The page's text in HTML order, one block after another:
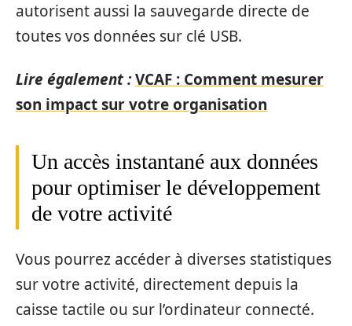
autorisent aussi la sauvegarde directe de
toutes vos données sur clé USB.
Lire également :VCAF : Comment mesurer
son impact sur votre organisation
Un accès instantané aux données
pour optimiser le développement
de votre activité
Vous pourrez accéder à diverses statistiques
sur votre activité, directement depuis la
caisse tactile ou sur l’ordinateur connecté.